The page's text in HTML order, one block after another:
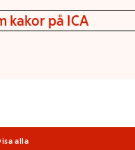
kakor på ICA
alla